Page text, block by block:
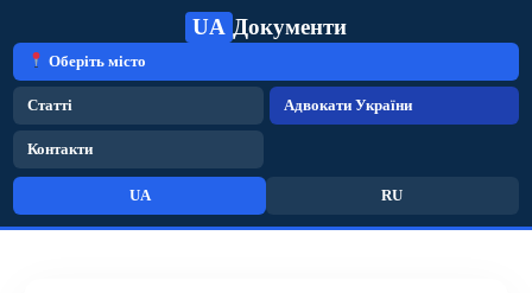
UA Документи
Оберіть місто
Статті Адвокати України
Контакти
UA RU